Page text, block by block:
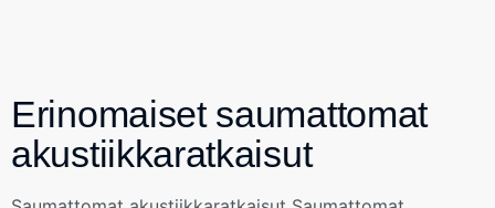
Erinomaiset saumattomat
akustiikkaratkaisut